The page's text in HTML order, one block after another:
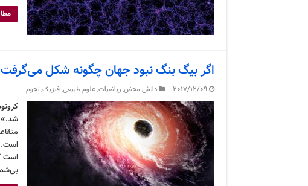
اگر بیگ بنگ نبود جهان چگونه شکل می‌گرفت
2017/12/09 دانش محض,ریاضیات,علوم طبیعی,فیزیک,نجوم
شد.»
است.
است